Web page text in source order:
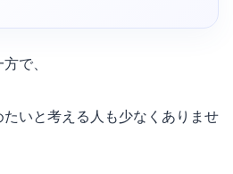
で、
いと考える人も少なくありませ